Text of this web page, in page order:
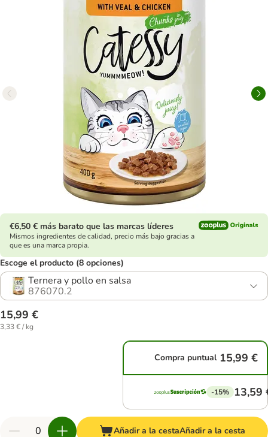
€6,50 € más barato que las marcas líderes
Mismos ingredientes de calidad, precio más bajo gracias a
que es una marca propia.
Escoge el producto (8 opciones)
Ternera y pollo en salsa
876070.2
15,99 €
3,33 € / kg
Compra puntual 15,99 €
-15% 13,59
Añadir a la cestaAñadir a la cesta